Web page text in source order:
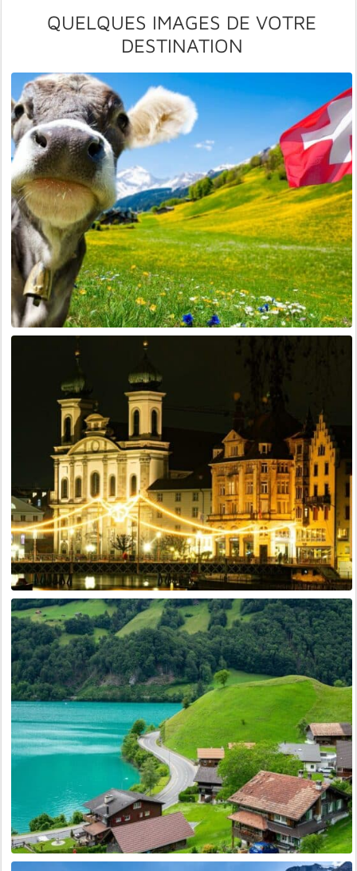
QUELQUES IMAGES DE VOTRE
DESTINATION